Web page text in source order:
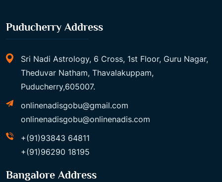
Puducherry Address
Sri Nadi Astrology, 6 Cross, 1st Floor, Guru Nagar,
Theduvar Natham, Thavalakuppam,
Puducherry,605007.
onlinenadisgobu@gmail.com
onlinenadisgobu@onlinenadis.com
+(91)93843 64811
+(91)96290 18195
Bangalore Address